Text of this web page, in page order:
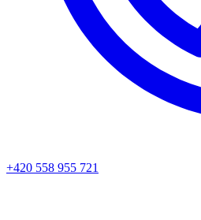
+420 558 955 721